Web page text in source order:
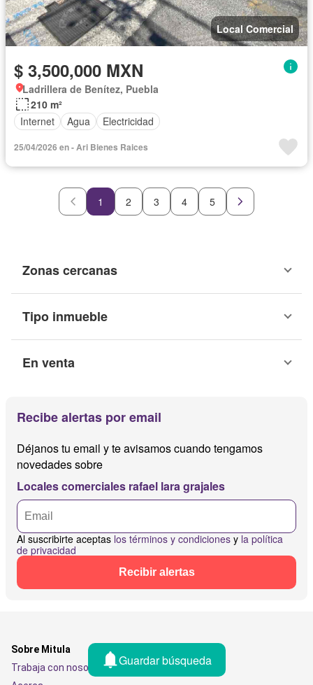
Local Comercial
$ 3,500,000 MXN
Ladrillera de Benítez, Puebla
210 m²
Internet
Agua Electricidad
25/04/2026 en - Ari Bienes Raices
1 2 3 4 5
Zonas cercanas
Tipo inmueble
En venta
Recibe alertas por email
Déjanos tu email y te avisamos cuando tengamos
novedades sobre
Locales comerciales rafael lara grajales
Al suscribirte aceptas los términos y condiciones y la política
de privacidad
Recibir alertas
Guardar búsqueda
Sobre Mitula
Trabaja con nosotros